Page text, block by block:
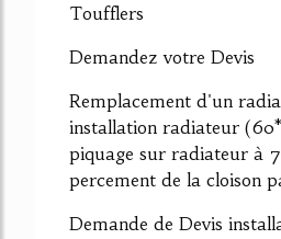
Toufflers
Demandez votre Devis
Remplacement d'un
installation radiateur
piquage sur radiateur à
percement de la cloison
Demande de Devis